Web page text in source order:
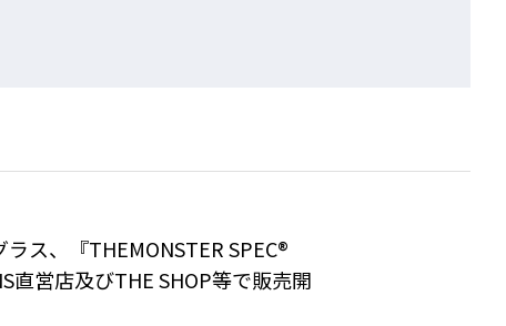
ス、『THEMONSTER SPEC®
直営店及びTHE SHOP等で販売開